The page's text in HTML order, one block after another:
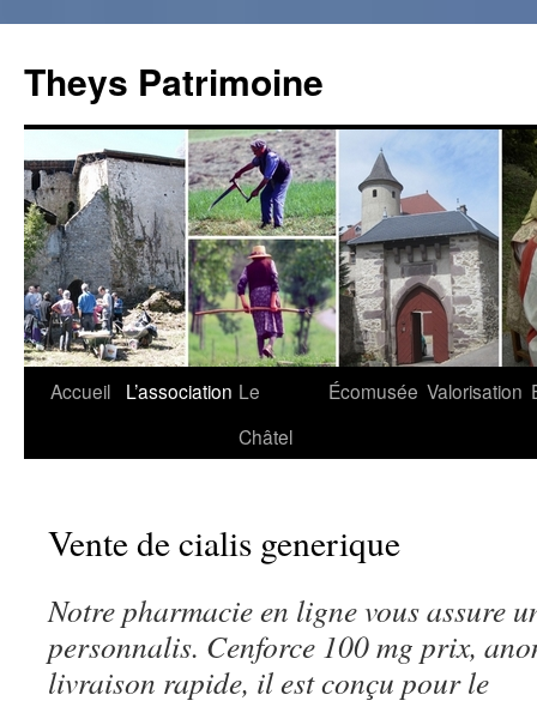
Theys Patrimoine
Aller
Accueil L’association Le
Châtel
Écomusée Valorisation
Vente de cialis generique
Notre pharmacie en ligne vous assure
personnalis. Cenforce 100 mg prix,
livraison rapide, il est conçu pour le